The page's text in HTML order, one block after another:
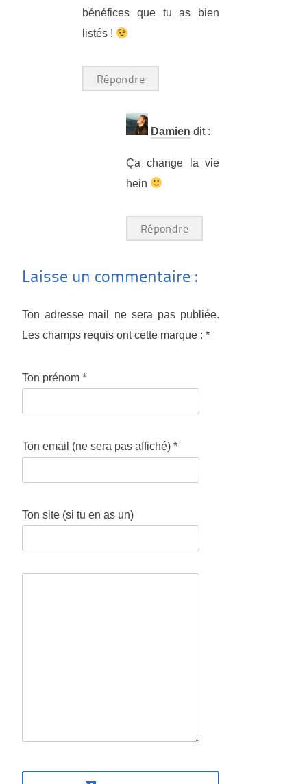
bénéfices que tu as bien
listés !
Répondre
Damien dit :
Ça change la vie
hein
Répondre
Laisse un commentaire :
Ton adresse mail ne sera pas publiée.
Les champs requis ont cette marque : *
Ton prénom *
Ton email (ne sera pas affiché) *
Ton site (si tu en as un)